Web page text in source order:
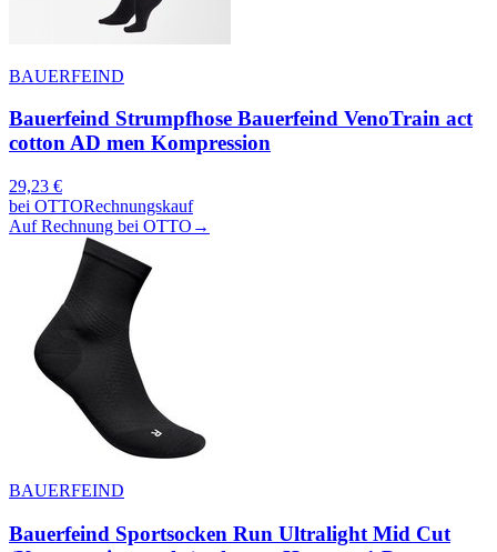
BAUERFEIND
Bauerfeind Strumpfhose Bauerfeind VenoTrain act
cotton AD men Kompression
29,23 €
bei OTTORechnungskauf
Auf Rechnung bei OTTO →
BAUERFEIND
Bauerfeind Sportsocken Run Ultralight Mid Cut